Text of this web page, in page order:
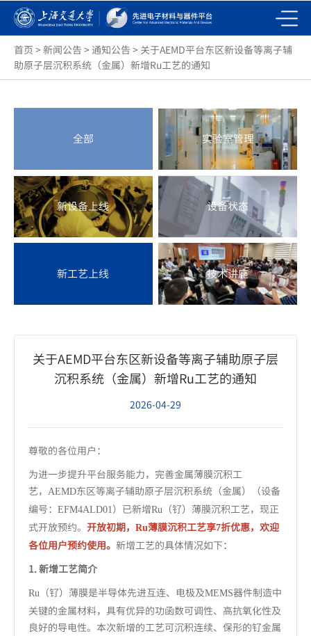
首页 > 新闻公告 > 通知公告 > 关于AEMD平台东区新设备等离子辅
助原子层沉积系统（金属）新增Ru工艺的通知
全部 实验室管理
新设备上线 设备状态
新工艺上线 技术讲座
关于AEMD平台东区新设备等离子辅助原子层
沉积系统（金属）新增Ru工艺的通知
2026-04-29
尊敬的各位用户：
为进一步提升平台服务能力，完善金属薄膜沉积工
艺， AEMD东区等离子辅助原子层沉积系统（金属）（设备
编号： EFM4ALD01）已新增Ru （钌）薄膜沉积工艺，现正
式开放预约。 开放初期， Ru薄膜沉积工艺享7折优惠，欢迎
各位用户预约使用。 新增工艺的具体情况如下：
1. 新增工艺简介
Ru （钌）薄膜是半导体先进互连、电极及MEMS器件制造中
关键的金属材料，具有优异的功函数可调性、高抗氧化性及
良好的导电性。本次新增的工艺可沉积连续、保形的钌金属